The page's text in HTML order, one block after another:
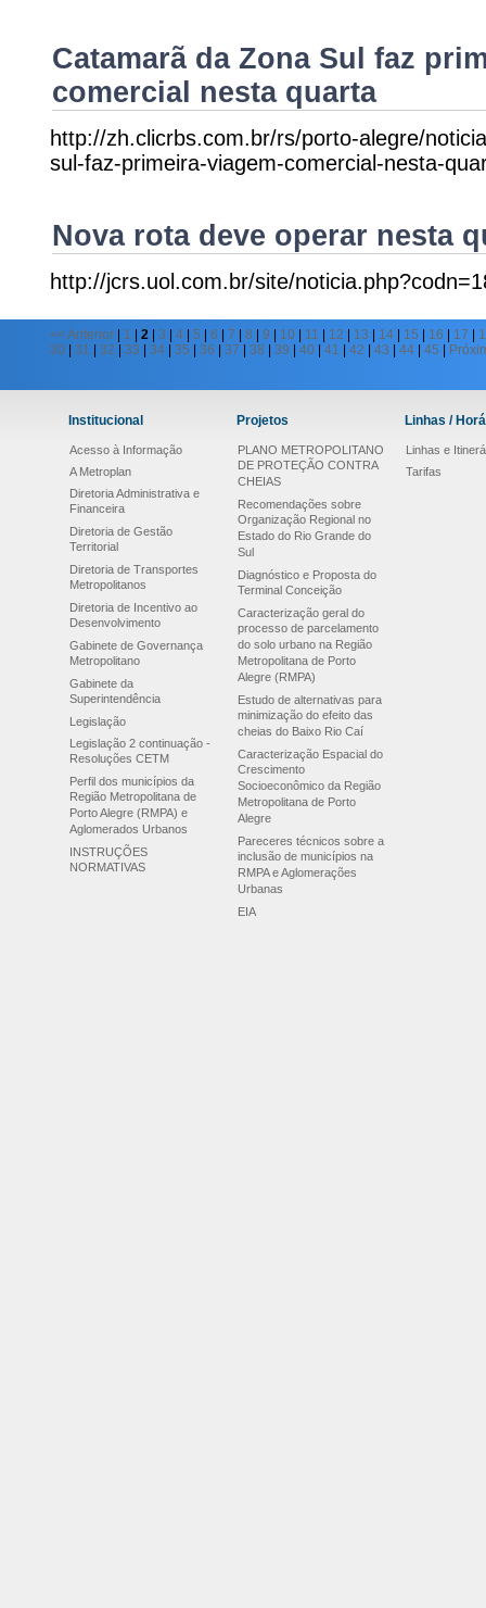
Catamarã da Zona Sul faz
comercial nesta quarta
http://zh.clicrbs.com.br/rs/porto-alegre/
sul-faz-primeira-viagem-comercial-nesta-
Nova rota deve operar nesta
http://jcrs.uol.com.br/site/
<<Anterior 1 2 3 4 5 6 7 8 9 10 11 12 13 14 15 16 17
30
31 32 33 34 35 36 37 38 39 40 41 42 43 44 45
Institucional
Acesso à Informação
A Metroplan
Diretoria Administrativa e
Financeira
Diretoria de Gestão
Territorial
Diretoria de Transportes
Metropolitanos
Diretoria de Incentivo ao
Desenvolvimento
Gabinete de Governança
Metropolitano
Gabinete da
Superintendência
Legislação
Legislação 2 continuação -
Resoluções CETM
Perfil dos municípios da
Região Metropolitana de
Porto Alegre (RMPA) e
Aglomerados Urbanos
INSTRUÇÕES
NORMATIVAS
Projetos
PLANO METROPOLITANO
DE PROTEÇÃO CONTRA
CHEIAS
Recomendações sobre
Organização Regional no
Estado do Rio Grande do
Sul
Diagnóstico e Proposta do
Terminal Conceição
Caracterização geral do
processo de parcelamento
do solo urbano na Região
Metropolitana de Porto
Alegre (RMPA)
Estudo de alternativas para
minimização do efeito das
cheias do Baixo Rio Caí
Caracterização Espacial do
Crescimento
Socioeconômico da Região
Metropolitana de Porto
Alegre
Pareceres técnicos sobre a
inclusão de municípios na
RMPA e Aglomerações
Urbanas
EIA
Linhas /
Linhas e
Tarifas